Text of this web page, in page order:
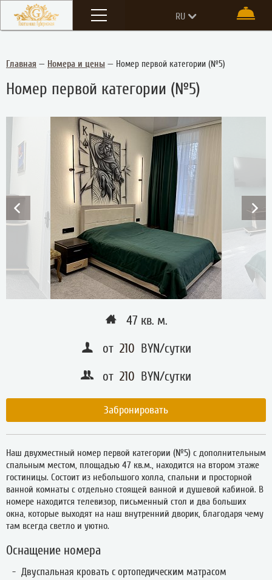
Меню RU
Главная — Номера и цены — Номер первой категории (№5)
Номер первой категории (№5)
prev
47 кв. м.
от 210 BYN/сутки
от 210 BYN/сутки
Забронировать
Наш двухместный номер первой категории (№5) с дополнительным
спальным местом, площадью 47 кв.м., находится на втором этаже
гостиницы. Состоит из небольшого холла, спальни и просторной
ванной комнаты с отдельно стоящей ванной и душевой кабиной. В
номере находится телевизор, письменный стол и два больших
окна, которые выходят на наш внутренний дворик, благодаря чему
там всегда светло и уютно.
Оснащение номера
Двуспальная кровать с ортопедическим матрасом